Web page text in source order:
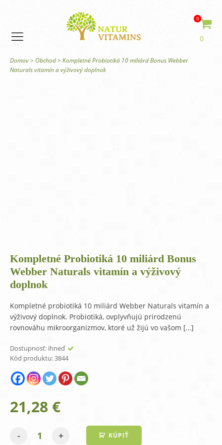
0
0
Domov> Obchod> Kompletné Probiotiká 10 miliárd Bonus Webber
Naturals vitamín a výživový doplnok
Kompletné Probiotiká 10 miliárd Bonus
Webber Naturals vitamín a výživový
doplnok
Kompletné probiotiká 10 miliárd Webber Naturals vitamín a
výživový doplnok. Probiotiká, ovplyvňujú prirodzenú
rovnováhu mikroorganizmov, ktoré už žijú vo vašom […]
Dostupnosť: ihneď
Kód produktu:3844
21,28 €
- + KÚPIŤ